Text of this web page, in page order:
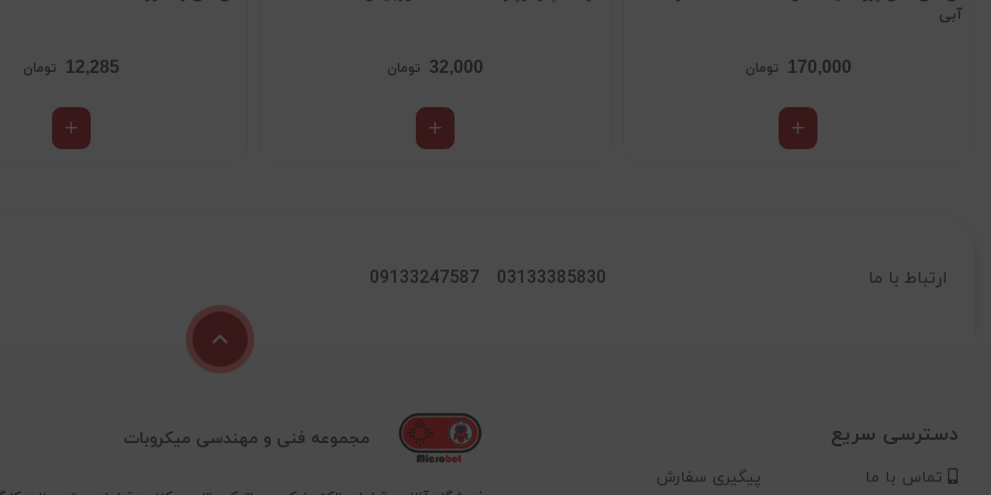
آبی
170,000 تومان 32,000 تومان 12,285 تومان
ارتباط با ما 03133385830
09133247587
دسترسی سریع
تماس با ما پیگیری سفارش
مجموعه فنی و مهندسی میکروبات